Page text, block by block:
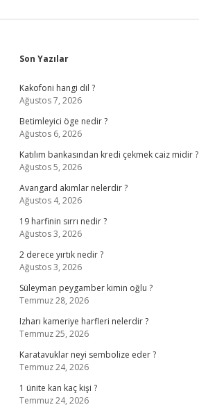
Sidebar
Son Yazılar
Kakofoni hangi dil ?
Ağustos 7, 2026
Betimleyici öge nedir ?
Ağustos 6, 2026
Katılım bankasından kredi çekmek caiz midir ?
Ağustos 5, 2026
Avangard akımlar nelerdir ?
Ağustos 4, 2026
19 harfinin sırrı nedir ?
Ağustos 3, 2026
2 derece yırtık nedir ?
Ağustos 3, 2026
Süleyman peygamber kimin oğlu ?
Temmuz 28, 2026
Izharı kameriye harfleri nelerdir ?
Temmuz 25, 2026
Karatavuklar neyi sembolize eder ?
Temmuz 24, 2026
1 ünite kan kaç kişi ?
Temmuz 24, 2026